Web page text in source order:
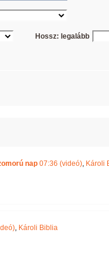
Hossz: legalább
nap 07:36 (videó), Károli
, Károli Biblia